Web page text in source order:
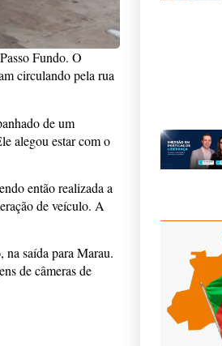
Fundo. O
circulando pela rua
de um
alegou estar com o
então realizada a
de veículo. A
saída para Marau.
de câmeras de